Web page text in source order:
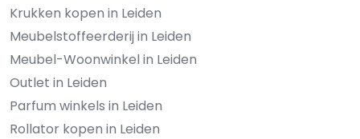
Krukken kopen in Leiden
Meubelstoffeerderij in Leiden
Meubel-Woonwinkel in Leiden
Outlet in Leiden
Parfum winkels in Leiden
Rollator kopen in Leiden